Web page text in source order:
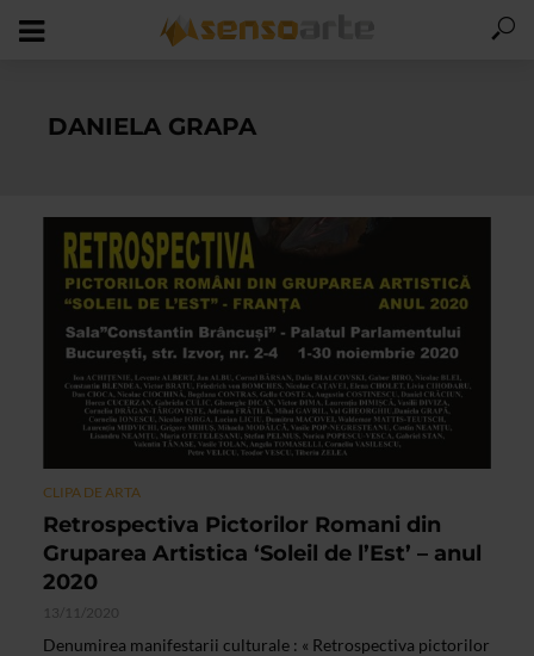
DANIELA GRAPA
CLIPA DE ARTA
Retrospectiva Pictorilor Romani din
Gruparea Artistica ‘Soleil de l’Est’ – anul
2020
13/11/2020
Denumirea manifestarii culturale : « Retrospectiva pictorilor